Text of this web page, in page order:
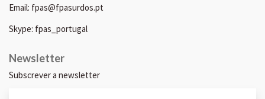
Email: fpas@fpasurdos.pt
Skype: fpas_portugal
Newsletter
Subscrever a newsletter